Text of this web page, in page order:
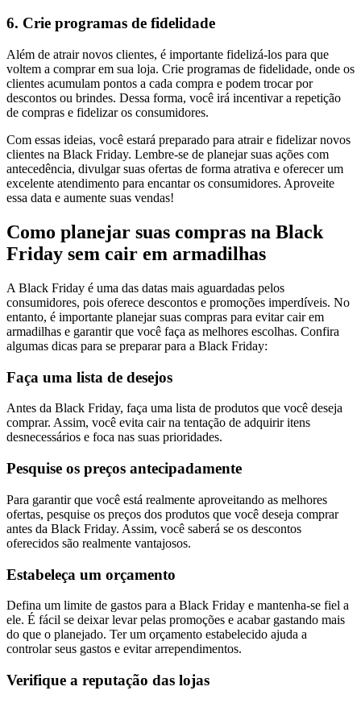
6. Crie programas de fidelidade
Além de atrair novos clientes, é importante fidelizá-los para que
voltem a comprar em sua loja. Crie programas de fidelidade, onde os
clientes acumulam pontos a cada compra e podem trocar por
descontos ou brindes. Dessa forma, você irá incentivar a repetição
de compras e fidelizar os consumidores.
Com essas ideias, você estará preparado para atrair e fidelizar novos
clientes na Black Friday. Lembre-se de planejar suas ações com
antecedência, divulgar suas ofertas de forma atrativa e oferecer um
excelente atendimento para encantar os consumidores. Aproveite
essa data e aumente suas vendas!
Como planejar suas compras na Black
Friday sem cair em armadilhas
A Black Friday é uma das datas mais aguardadas pelos
consumidores, pois oferece descontos e promoções imperdíveis. No
entanto, é importante planejar suas compras para evitar cair em
armadilhas e garantir que você faça as melhores escolhas. Confira
algumas dicas para se preparar para a Black Friday:
Faça uma lista de desejos
Antes da Black Friday, faça uma lista de produtos que você deseja
comprar. Assim, você evita cair na tentação de adquirir itens
desnecessários e foca nas suas prioridades.
Pesquise os preços antecipadamente
Para garantir que você está realmente aproveitando as melhores
ofertas, pesquise os preços dos produtos que você deseja comprar
antes da Black Friday. Assim, você saberá se os descontos
oferecidos são realmente vantajosos.
Estabeleça um orçamento
Defina um limite de gastos para a Black Friday e mantenha-se fiel a
ele. É fácil se deixar levar pelas promoções e acabar gastando mais
do que o planejado. Ter um orçamento estabelecido ajuda a
controlar seus gastos e evitar arrependimentos.
Verifique a reputação das lojas